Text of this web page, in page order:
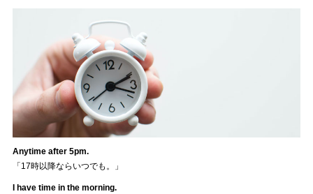
Anytime after 5pm.
「17時以降ならいつでも。」
I have time in the morning.